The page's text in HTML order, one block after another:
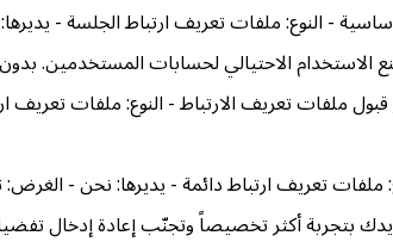
- النوع: ملفات تعريف ارتباط الجلسة -
الاحتيالي لحسابات المستخدمين.
ملفات تعريف الارتباط - النوع: ملفات
ملفات تعريف ارتباط دائمة - يديرها: نحن -
بتجربة أكثر تخصيصاً وتجنّب إعادة إدخال